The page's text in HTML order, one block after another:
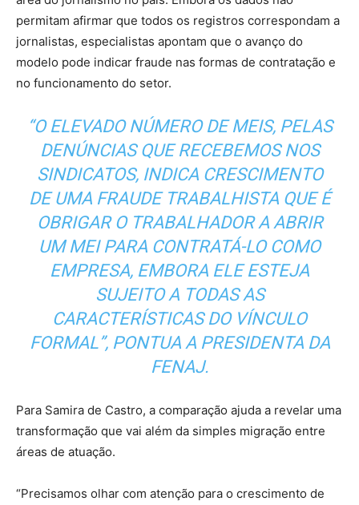
permitam afirmar que todos os registros correspondam a
jornalistas, especialistas apontam que o avanço do
modelo pode indicar fraude nas formas de contratação e
no funcionamento do setor.
“O ELEVADO NÚMERO DE MEIS, PELAS
DENÚNCIAS QUE RECEBEMOS NOS
SINDICATOS, INDICA CRESCIMENTO
DE UMA FRAUDE TRABALHISTA QUE É
OBRIGAR O TRABALHADOR A ABRIR
UM MEI PARA CONTRATÁ-LO COMO
EMPRESA, EMBORA ELE ESTEJA
SUJEITO A TODAS AS
CARACTERÍSTICAS DO VÍNCULO
FORMAL”, PONTUA A PRESIDENTA DA
FENAJ.
Para Samira de Castro, a comparação ajuda a revelar uma
transformação que vai além da simples migração entre
áreas de atuação.
“Precisamos olhar com atenção para o crescimento de